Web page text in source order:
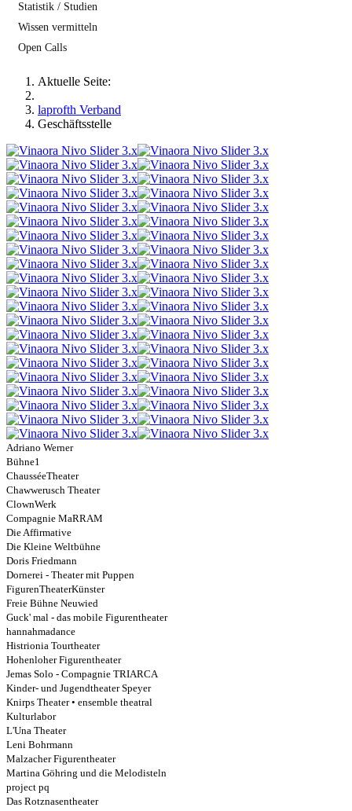
Statistik / Studien
Wissen vermitteln
Open Calls
Aktuelle Seite:
laprofth Verband
Geschäftsstelle
Adriano Werner
Bühne1
ChausséeTheater
Chawwerusch Theater
ClownWerk
Compagnie MaRRAM
Die Affirmative
Die Kleine Weltbühne
Doris Friedmann
Dornerei - Theater mit Puppen
FigurenTheaterKünster
Freie Bühne Neuwied
Guck' mal - das mobile Figurentheater
hannahmadance
Histrionia Tourtheater
Hohenloher Figurentheater
Jemas Solo - Compagnie TRIARCA
Kinder- und Jugendtheater Speyer
Knirps Theater • ensemble theatral
Kulturlabor
L'Una Theater
Leni Bohrmann
Malzacher Figurentheater
Martina Göhring und die Melodisteln
project pq
Das Rotznasentheater